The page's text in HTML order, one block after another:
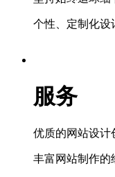
个性、定制化设
服务
优质的网站设计
丰富网站制作的